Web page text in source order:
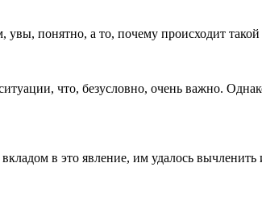
понятно, а то, почему происходит такой
что, безусловно, очень важно.
в это явление, им удалось